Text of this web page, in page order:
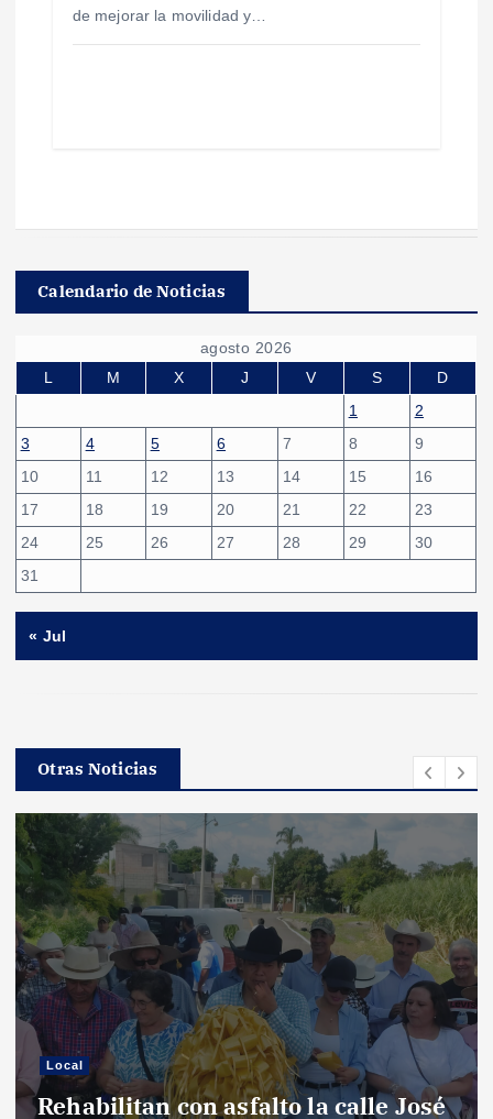
de mejorar la movilidad y…
Calendario de Noticias
agosto 2026
L
M X J V S
D
1
2
3
4 5 6 7 8
9
10
11 12 13 14 15
16
17
18 19 20 21 22
23
24
25 26 27 28 29
30
31
« Jul
Otras Noticias
Local
Rehabilitan con asfalto la calle José